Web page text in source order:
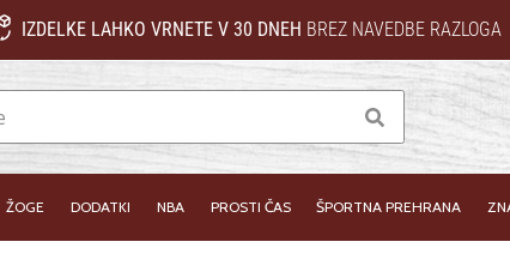
IZDELKE LAHKO VRNETE V 30 DNEH BREZ NAVEDBE RAZLOGA
Iskanje
ŽOGE DODATKI NBA PROSTI ČAS ŠPORTNA PREHRANA